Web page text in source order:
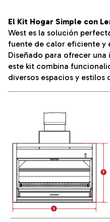
El Kit Hogar Simple con
West es la solución
fuente de calor eficiente y
Diseñado para ofrecer
este kit combina
diversos espacios y estilos